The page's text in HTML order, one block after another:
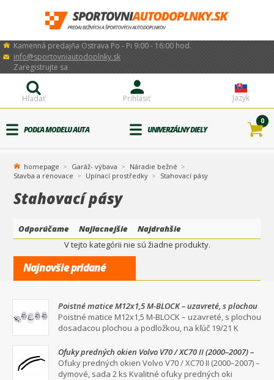
Kamenná predajňa Ostrava Po - Pi 9:00 - 16:00 hod.
info@sportovniautodoplnky.sk
Jazyk
Prihlásiť
Zaregistrujte sa
Hľadať
PODĽA MODELU AUTA UNIVERZÁLNY DIELY
0
homepage Garáž- výbava
Náradie bežné
Stavba a renovace
Upínací prostředky Stahovací pásy
Stahovací pásy
Odporúčame Najlacnejšie
Najdrahšie
V tejto kategórii nie sú žiadne produkty.
Najnovšie pridané
Poistné matice M12x1,5 M-BLOCK – uzavreté, s plochou
dosadacou plochou a podložkou, na kľúč 19/21
Poistné matice M12x1,5 M-BLOCK – uzavreté, s plochou
dosadacou plochou a podložkou, na kľúč 19/21 K
Ofuky predných okien Volvo V70 / XC70 II (2000–2007) –
dymové, sada 2 ks
Ofuky predných okien Volvo V70 / XC70 II (2000–2007) –
dymové, sada 2 ks Kvalitné ofuky predných oki